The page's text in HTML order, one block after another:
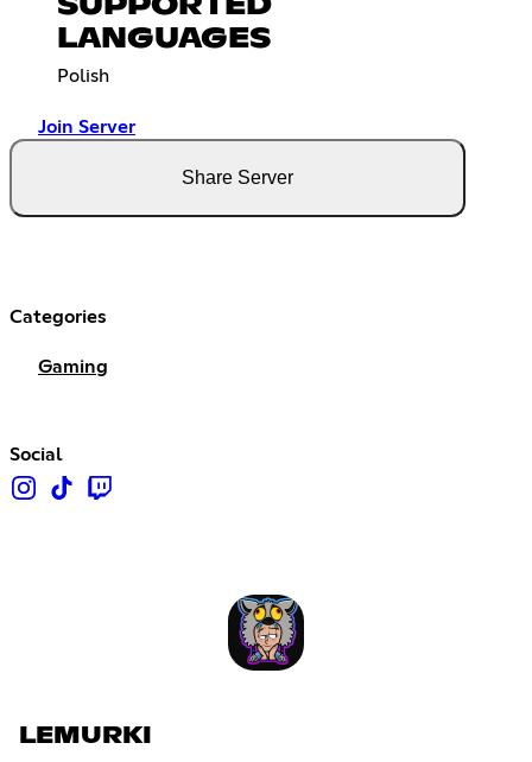
SUPPORTED
LANGUAGES
Polish
Join Server
Share Server
Categories
Gaming
Social
LEMURKI